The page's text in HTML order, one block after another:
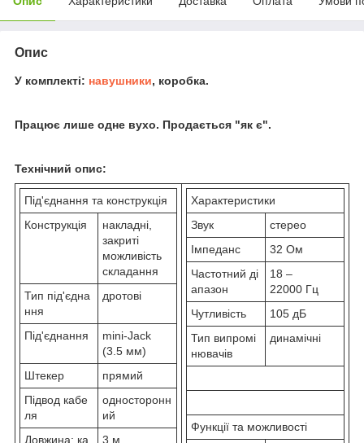
Опис
У комплекті: навушники, коробка.
Працює лише одне вухо. Продається "як є".
Технічний опис:
Під'єднання та конструкція
Конструкція
накладні,
закриті
можливість
складання
Тип під'єдна
ння
дротові
Під'єднання
mini-Jack
(3.5 мм)
Штекер
прямий
Підвод кабе
ля
односторонн
ий
Довжина: ка
3 м
Характеристики
Звук
стерео
Імпеданс
32 Ом
Частотний ді
апазон
18 –
22000 Гц
Чутливість
105 дБ
Тип випромі
нювачів
динамічні
Функції та можливості